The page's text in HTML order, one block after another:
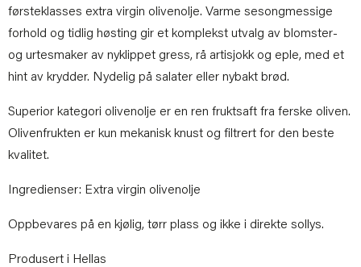
førsteklasses extra virgin olivenolje. Varme sesongmessige
forhold og tidlig høsting gir et komplekst utvalg av blomster-
og urtesmaker av nyklippet gress, rå artisjokk og eple, med et
hint av krydder. Nydelig på salater eller nybakt brød.
Superior kategori olivenolje er en ren fruktsaft fra ferske oliven.
Olivenfrukten er kun mekanisk knust og filtrert for den beste
kvalitet.
Ingredienser: Extra virgin olivenolje
Oppbevares på en kjølig, tørr plass og ikke i direkte sollys.
Produsert i Hellas